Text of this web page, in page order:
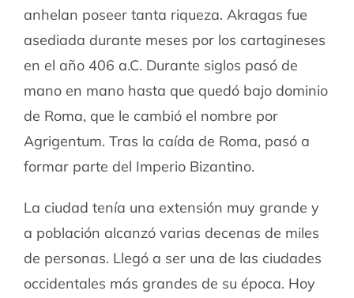
anhelan poseer tanta riqueza. Akragas fue
asediada durante meses por los cartagineses
en el año 406 a.C. Durante siglos pasó de
mano en mano hasta que quedó bajo dominio
de Roma, que le cambió el nombre por
Agrigentum. Tras la caída de Roma, pasó a
formar parte del Imperio Bizantino.
La ciudad tenía una extensión muy grande y
a población alcanzó varias decenas de miles
de personas. Llegó a ser una de las ciudades
occidentales más grandes de su época. Hoy